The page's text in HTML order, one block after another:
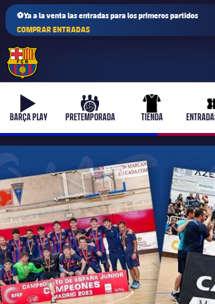
⚽Ya a la venta las entradas para los primeros partidos
COMPRAR ENTRADAS
b-play
BARÇA PLAY
culers-ball
PRETEMPORADA
uniform
TIENDA